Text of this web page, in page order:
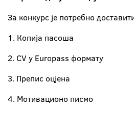
За конкурс је потребно
1. Копија пасоша
2. CV у Europass формату
3. Препис оцјена
4. Мотивационо писмо